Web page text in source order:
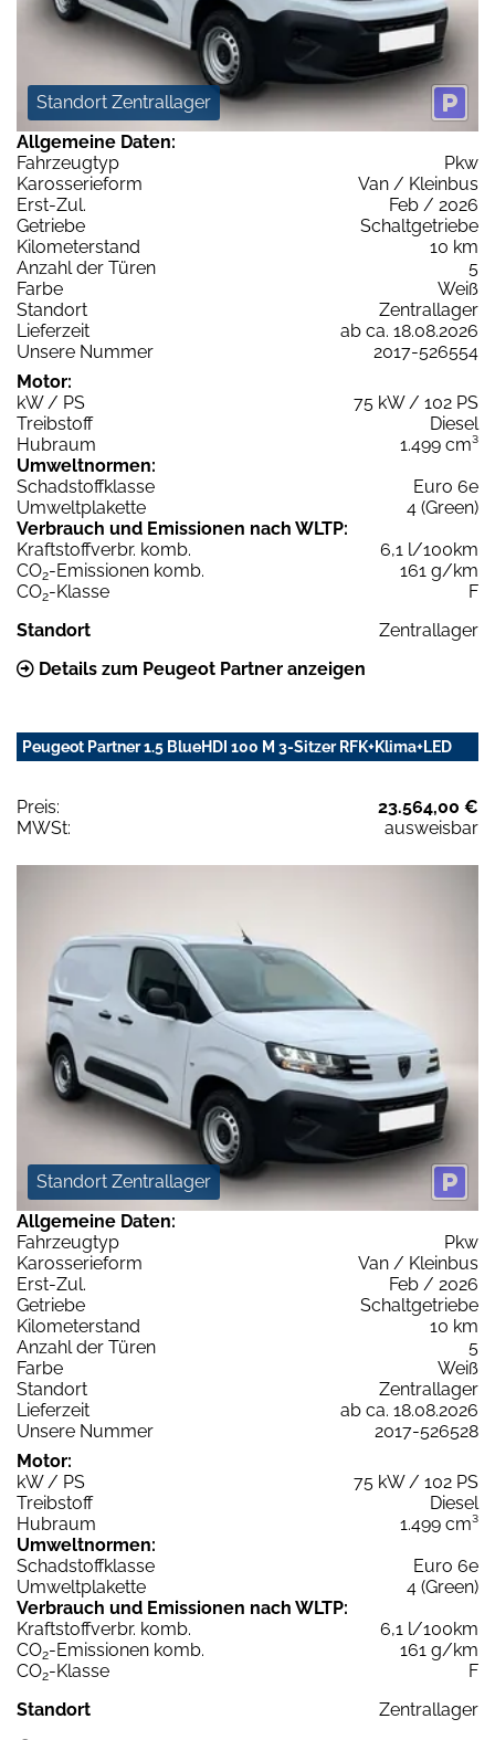
Standort Zentrallager
Allgemeine Daten:
Fahrzeugtyp
Pkw
Karosserieform
Van / Kleinbus
Erst-Zul.
Feb / 2026
Getriebe
Schaltgetriebe
Kilometerstand
10 km
Anzahl der Türen
5
Farbe
Weiß
Standort
Zentrallager
Lieferzeit
ab ca. 18.08.2026
Unsere Nummer
2017-526554
Motor:
kW / PS
75 kW / 102 PS
Treibstoff
Diesel
Hubraum
1.499 cm³
Umweltnormen:
Schadstoffklasse
Euro 6e
Umweltplakette
4 (Green)
Verbrauch und Emissionen nach WLTP:
Kraftstoffverbr. komb.
6,1 l/100km
CO2-Emissionen komb.
161 g/km
CO2-Klasse
F
Standort
Zentrallager
Details zum Peugeot Partner anzeigen
Peugeot Partner 1.5 BlueHDI 100 M 3-Sitzer RFK+Klima+LED
Preis:
23.564,00 €
MWSt:
ausweisbar
Standort Zentrallager
Allgemeine Daten:
Fahrzeugtyp
Pkw
Karosserieform
Van / Kleinbus
Erst-Zul.
Feb / 2026
Getriebe
Schaltgetriebe
Kilometerstand
10 km
Anzahl der Türen
5
Farbe
Weiß
Standort
Zentrallager
Lieferzeit
ab ca. 18.08.2026
Unsere Nummer
2017-526528
Motor:
kW / PS
75 kW / 102 PS
Treibstoff
Diesel
Hubraum
1.499 cm³
Umweltnormen:
Schadstoffklasse
Euro 6e
Umweltplakette
4 (Green)
Verbrauch und Emissionen nach WLTP:
Kraftstoffverbr. komb.
6,1 l/100km
CO2-Emissionen komb.
161 g/km
CO2-Klasse
F
Standort
Zentrallager